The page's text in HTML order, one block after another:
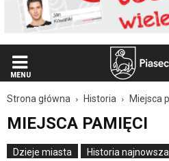
Oficjalna
strona
Miasta
Gminy
Strona
jest
MENU
Strona główna Historia Miejsca
MIEJSCA PAMIĘCI
Dzieje miasta Historia najnowsza